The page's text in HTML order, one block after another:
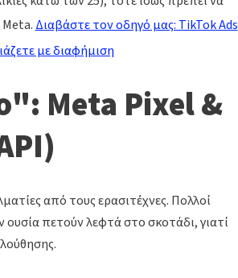
Διαβάστε τον οδηγό μας: TikTok Ads
με διαφήμιση
Meta Pixel &
από τους ερασιτέχνες. Πολλοί
ουσία πετούν λεφτά στο σκοτάδι, γιατί